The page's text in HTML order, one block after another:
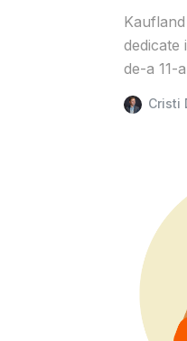
dedicate
de-a 11-
Cristi